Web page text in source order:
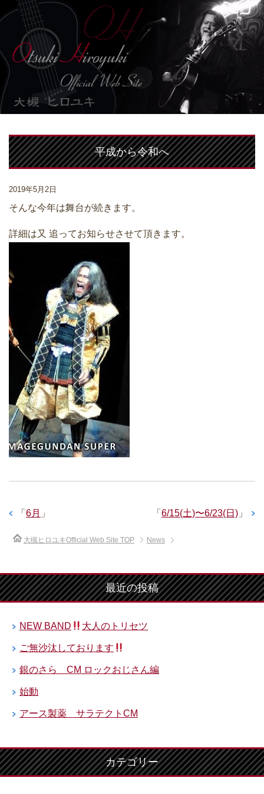
平成から令和へ
2019年5月2日
そんな今年は舞台が続きます。
詳細は又 追ってお知らせさせて頂きます。
「 6/15(土)〜6/23(日) 」
「 6月 」
大槻ヒロユキOfficial Web Site TOP News
最近の投稿
NEW BAND 大人のトリセツ
ご無沙汰しております
銀のさら CM ロックおじさん編
始動
アース製薬 サラテクトCM
カテゴリー